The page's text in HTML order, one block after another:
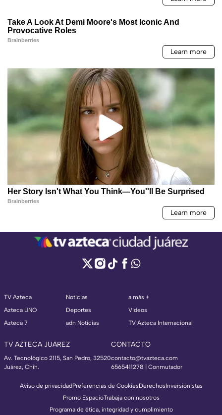
TV Azteca
Azteca UNO
Azteca 7
Noticias
Deportes
adn Noticias
a más +
Videos
TV Azteca Internacional
TV AZTECA JUAREZ
Av. Tecnológico 2115, San Pedro, 32520
Juárez, Chih.
CONTACTO
contacto@tvazteca.com
6565411278 | Conmutador
Aviso de privacidadPreferencias de CookiesDerechosInversionistas
Promo EspacioTrabaja con nosotros
Programa de ética, integridad y cumplimiento